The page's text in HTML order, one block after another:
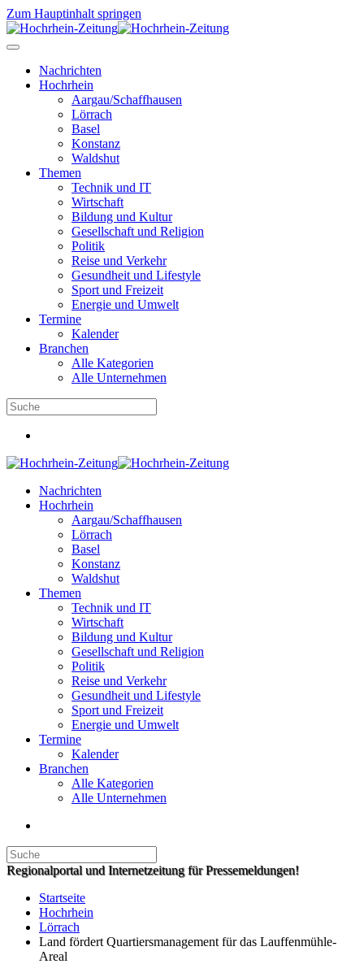
Zum Hauptinhalt springen
Nachrichten
Hochrhein
Aargau/Schaffhausen
Lörrach
Basel
Konstanz
Waldshut
Themen
Technik und IT
Wirtschaft
Bildung und Kultur
Gesellschaft und Religion
Politik
Reise und Verkehr
Gesundheit und Lifestyle
Sport und Freizeit
Energie und Umwelt
Termine
Kalender
Branchen
Alle Kategorien
Alle Unternehmen
Nachrichten
Hochrhein
Aargau/Schaffhausen
Lörrach
Basel
Konstanz
Waldshut
Themen
Technik und IT
Wirtschaft
Bildung und Kultur
Gesellschaft und Religion
Politik
Reise und Verkehr
Gesundheit und Lifestyle
Sport und Freizeit
Energie und Umwelt
Termine
Kalender
Branchen
Alle Kategorien
Alle Unternehmen
Regionalportal und Internetzeitung für Pressemeldungen!
Startseite
Hochrhein
Lörrach
Land fördert Quartiersmanagement für das Lauffenmühle-
Areal